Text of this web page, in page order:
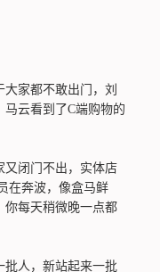
家都不敢出门，刘
云看到了C端购物的
闭门不出，实体店
在奔波，像盒马鲜
你每天稍微晚一点都
人，新站起来一批